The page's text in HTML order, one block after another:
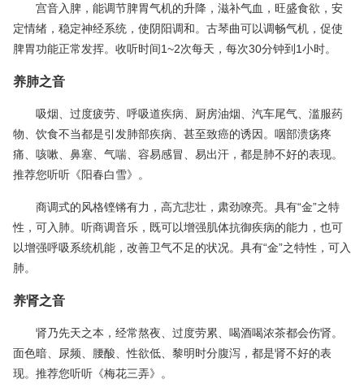
宫音入脾，能调节脾胃气机的升降，滋补气血，旺盛食欲，安
定情绪，稳定神经系统，使阴阳调和。古琴曲可以调畅气机，促使
脾胃功能正常发挥。收听时间1~2次每天，每次30分钟到1小时。
养肺之音
吸烟、过度疲劳、呼吸道疾病、厨房油烟、汽车尾气、滥服药
物、饮食不当都是引发肺部疾病、甚至致癌的诱因。咽部溃疡疼
痛、咳嗽、鼻塞、气喘、容易感冒、易出汗，都是肺不好的表现。
推荐您听听《阳春白雪》。
商调式的风格铿锵有力，高亢悲壮，肃劲嘹亮。具有“金”之特
性，可入肺。听商调音乐，既可以增强肌体抗御疾病的能力，也可
以增强呼吸系统机能，改善卫气不足的状况。具有“金”之特性，可入
肺。
养肾之音
肾乃先天之本，经常熬夜、过度劳累、喝酒喝浓茶都会伤肾。
面色暗、尿频、腰酸、性欲低、黎明时分腹泻，都是肾不好的表
现。推荐您听听《梅花三弄》。